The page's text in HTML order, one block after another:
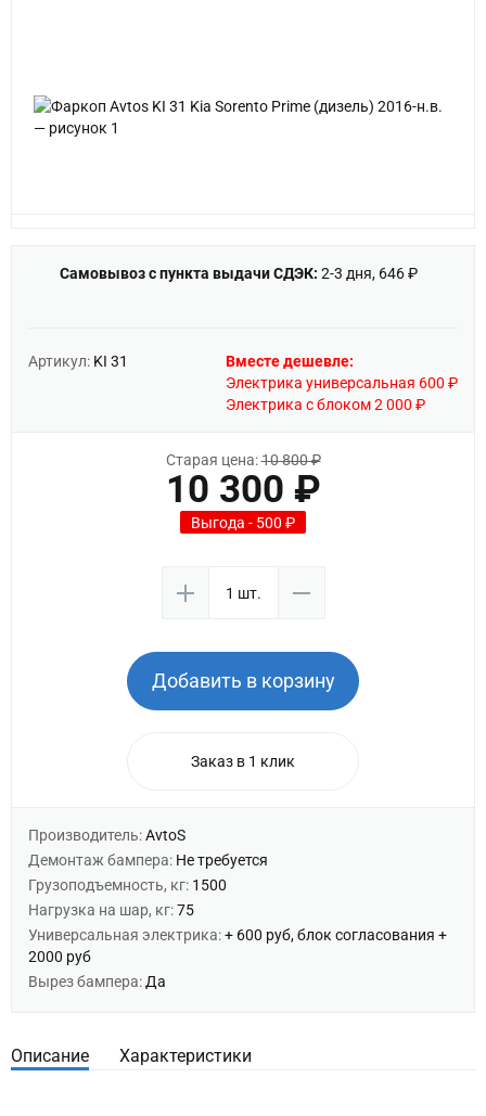
Самовывоз с пункта выдачи СДЭК: 2-3 дня, 646 ₽
Артикул: KI 31
Вместе дешевле:
Электрика универсальная 600 ₽
Электрика с блоком 2 000 ₽
Старая цена:10 800 ₽
10 300 ₽
Выгода - 500 ₽
Добавить в корзину
Заказ в 1 клик
Производитель:AvtoS
Демонтаж бампера: Не требуется
Грузоподъемность, кг: 1500
Нагрузка на шар, кг:75
Универсальная электрика:+ 600 руб, блок согласования +
2000 руб
Вырез бампера: Да
Описание Характеристики